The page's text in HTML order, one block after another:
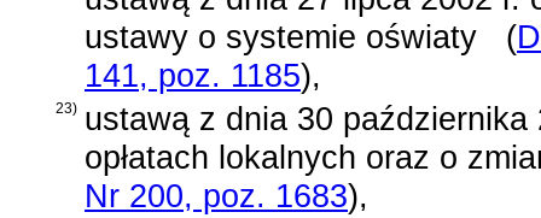
ustawy o systemie oświaty
(
141, poz. 1185),
23) ustawą z dnia 30
opłatach lokalnych oraz o
Nr 200, poz. 1683),